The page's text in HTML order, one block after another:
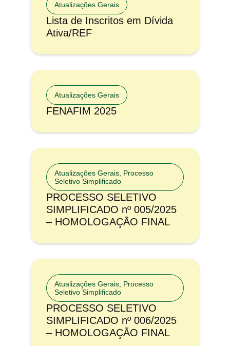
Atualizações Gerais
Lista de Inscritos em Dívida
Ativa/REF
Atualizações Gerais
FENAFIM 2025
Atualizações Gerais Processo
Seletivo Simplificado
PROCESSO SELETIVO
SIMPLIFICADO nº 005/2025
– HOMOLOGAÇÃO FINAL
Atualizações Gerais Processo
Seletivo Simplificado
PROCESSO SELETIVO
SIMPLIFICADO nº 006/2025
– HOMOLOGAÇÃO FINAL